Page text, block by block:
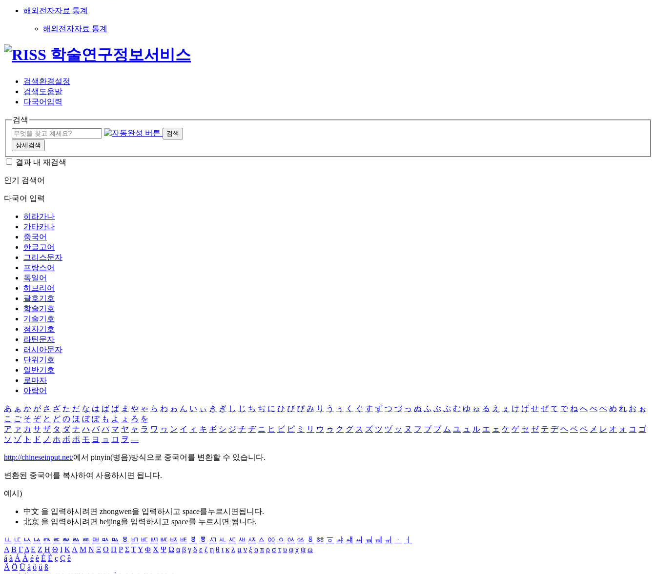
해외전자자료 통계
해외전자자료 통계
검색환경설정
검색도움말
다국어입력
검색
검색
상세검색
결과 내 재검색
인기 검색어
다국어 입력
히라가나
가타카나
중국어
한글고어
그리스문자
프랑스어
독일어
히브리어
괄호기호
학술기호
기술기호
첨자기호
라틴문자
러시아문자
단위기호
일반기호
로마자
아랍어
あ ぁ か が さ ざ た だ な は ば ぱ ま や ゃ ら わ ゎ ん い ぃ き ぎ し じ ち ぢ に ひ び ぴ み り う ぅ く ぐ す ず つ づ っ ぬ ふ ぶ ぷ む ゆ ゅ る え ぇ け げ せ ぜ て で ね へ べ ぺ め れ お ぉ
こ ご そ ぞ と ど の ほ ぼ ぽ も よ ょ ろ を
ア ァ カ サ ザ タ ダ ナ ハ バ パ マ ヤ ャ ラ ワ ヮ ン イ ィ キ ギ シ ジ チ ヂ ニ ヒ ビ ピ ミ リ ウ ゥ ク グ ス ズ ツ ヅ ッ ヌ フ ブ プ ム ユ ュ ル エ ェ ケ ゲ セ ゼ テ デ ヘ ベ ペ メ レ オ ォ コ ゴ
ソ ゾ ト ド ノ ホ ボ ポ モ ヨ ョ ロ ヲ ―
http://chineseinput.net/에서 pinyin(병음)방식으로 중국어를 변환할 수 있습니다.
변환된 중국어를 복사하여 사용하시면 됩니다.
예시)
中文 을 입력하시려면 zhongwen을 입력하시고 space를누르시면됩니다.
北京 을 입력하시려면 beijing을 입력하시고 space를 누르시면 됩니다.
ㅥ ㅦ ㅧ ㅨ ㅩ ㅪ ㅫ ㅬ ㅭ ㅮ ㅯ ㅰ ㅱ ㅲ ㅳ ㅴ ㅵ ㅶ ㅷ ㅸ ㅹ ㅺ ㅻ ㅼ ㅽ ㅾ ㅿ ㆀ ㆁ ㆂ ㆃ ㆄ ㆅ ㆆ ㆇ ㆈ ㆉ ㆊ ㆋ ㆌ ㆍ
ㆎ
Α Β ΓΔ Ε Ζ Η Θ Ι ΚΛ Μ Ν Ξ Ο Π Ρ Σ ΤΥ Φ Χ Ψ Ω α β γ δ ε ζ η θ ι κ λ μ ν ξ ο π ρ σ τ υ φ χ ψ ω
á à Á À é è É È ç Ç ê
Ä Ö Ü ä ö ü ß